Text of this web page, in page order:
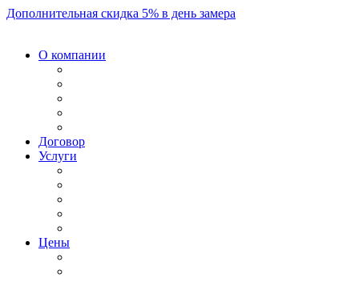
Дополнительная скидка 5% в день замера
О компании
Договор
Услуги
Цены